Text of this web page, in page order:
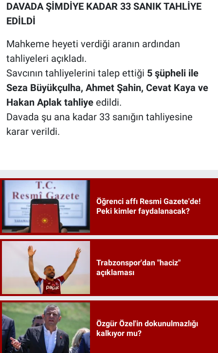
DAVADA ŞİMDİYE KADAR 33 SANIK TAHLİYE
EDİLDİ
Mahkeme heyeti verdiği aranın ardından
tahliyeleri açıkladı.
Savcının tahliyelerini talep ettiği 5 şüpheli ile
Seza Büyükçulha, Ahmet Şahin, Cevat Kaya ve
Hakan Aplak tahliye edildi.
Davada şu ana kadar 33 sanığın tahliyesine
karar verildi.
Öğrenci affı Resmi Gazete'de!
Peki kimler faydalanacak?
Trabzonspor'dan "haciz"
açıklaması
Özgür Özel'in dokunulmazlığı
kalkıyor mu?